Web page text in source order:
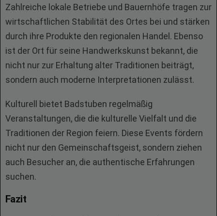
Zahlreiche lokale Betriebe und Bauernhöfe tragen zur
wirtschaftlichen Stabilität des Ortes bei und stärken
durch ihre Produkte den regionalen Handel. Ebenso
ist der Ort für seine Handwerkskunst bekannt, die
nicht nur zur Erhaltung alter Traditionen beiträgt,
sondern auch moderne Interpretationen zulässt.
Kulturell bietet Badstuben regelmäßig
Veranstaltungen, die die kulturelle Vielfalt und die
Traditionen der Region feiern. Diese Events fördern
nicht nur den Gemeinschaftsgeist, sondern ziehen
auch Besucher an, die authentische Erfahrungen
suchen.
Fazit